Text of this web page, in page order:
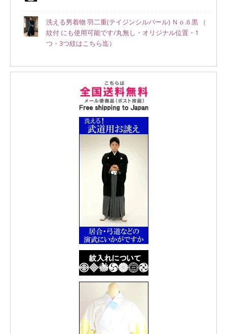
洗える男着物 羽二重(テイジンシルパール) Ｎｏ.6 黒 （
紋付 にも使用可能です/丸無し・オリジナル位置・1
つ・3つ紋はこちら迄）